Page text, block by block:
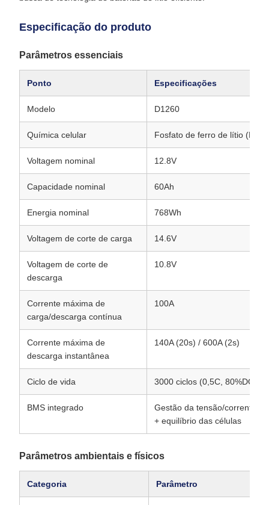
Especificação do produto
Parâmetros essenciais
Ponto Especificações
Modelo D1260
Química celular Fosfato de ferro de lítio (LFP)
Voltagem nominal 12.8V
Capacidade nominal 60Ah
Energia nominal 768Wh
Voltagem de corte de carga 14.6V
Voltagem de corte de
descarga
10.8V
Corrente máxima de
carga/descarga contínua
100A
Corrente máxima de
descarga instantânea
140A (20s) / 600A (2s)
Ciclo de vida 3000 ciclos (0,5C, 80%DOD)
BMS integrado
Gestão da tensão/corrente/
+ equilíbrio das células
Parâmetros ambientais e físicos
Categoria Parâmetro